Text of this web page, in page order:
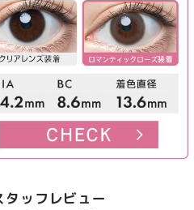
タッフレビュー